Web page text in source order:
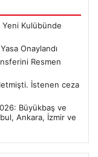
Kulübünde
Onaylandı
Resmen
İstenen ceza
Büyükbaş ve
Ankara, İzmir ve